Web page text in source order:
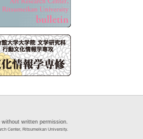
written permission.
Center, Ritsumeikan University.